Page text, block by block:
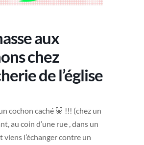
aux
chez
de l’église
cochon caché 🐷 !!! (chez un
au coin d’une rue , dans un
l’échanger contre un